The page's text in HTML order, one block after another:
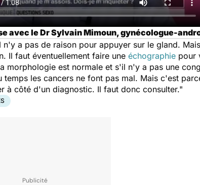
avec le Dr Sylvain Mimoun, gynécologue-
n'y a pas de raison pour appuyer sur le gland.
Il faut éventuellement faire une échographie pour
morphologie est normale et s'il n'y a pas une
temps les cancers ne font pas mal. Mais c'est
à côté d'un diagnostic. Il faut donc consulter."